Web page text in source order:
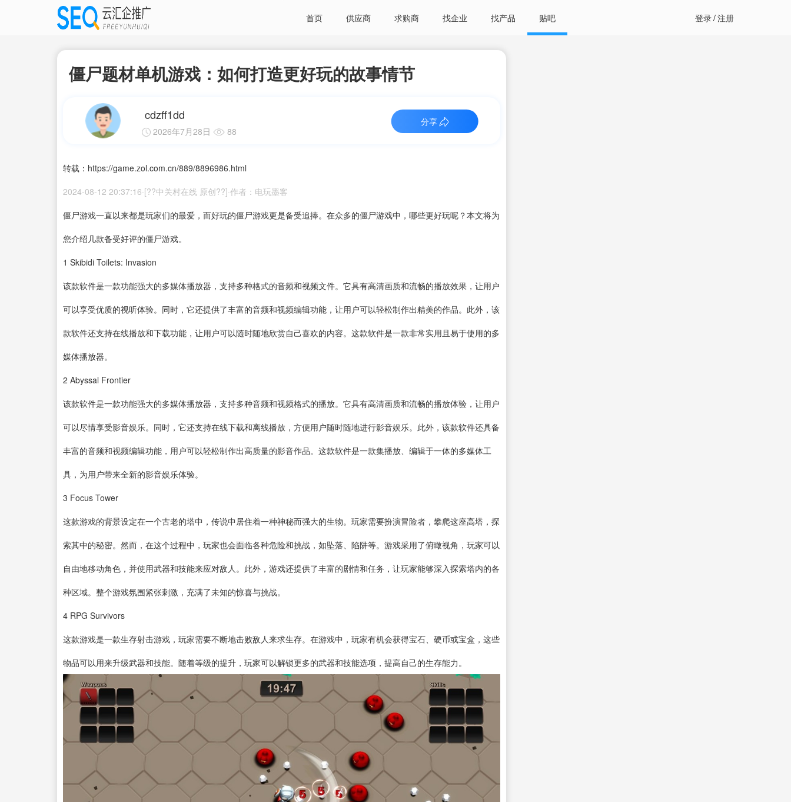
首页 供应商 求购商 找企业 找产品 贴吧 登录/注册
僵尸题材单机游戏：如何打造更好玩的故事情节
cdzff1dd
2026年7月28日 88
分享
转载：https://game.zol.com.cn/889/8896986.html
2024-08-12 20:37:16·[??中关村在线 原创??]·作者：电玩墨客
僵尸游戏一直以来都是玩家们的最爱，而好玩的僵尸游戏更是备受追捧。在众多的僵尸游戏中，哪些更好玩呢？本文将为
您介绍几款备受好评的僵尸游戏。
1 Skibidi Toilets: Invasion
该款软件是一款功能强大的多媒体播放器 ，支持多种格式的音频和视频文件。它具有高清画质和流畅的播放效果，让用户
可以享受优质的视听体验。同时，它还提供了丰富的音频和视频编辑功能，让用户可以轻松制作出精美的作品。此外，该
款软件还支持在线播放和下载功能，让用户可以随时随地欣赏自己喜欢的内容。这款软件是一款非常实用且易于使用的多
媒体播放器。
2 Abyssal Frontier
该款软件是一款功能强大的多媒体播放器，支持多种音频和视频格式的播放。它具有高清画质和流畅的播放体验，让用户
可以尽情享受影音娱乐。同时，它还支持在线下载和离线播放，方便用户随时随地进行影音娱乐。此外，该款软件还具备
丰富的音频和视频编辑功能，用户可以轻松制作出高质量的影音作品。这款软件是一款集播放、编辑于一体的多媒体工
具，为用户带来全新的影音娱乐体验。
3 Focus Tower
这款游戏的背景设定在一个古老的塔中，传说中居住着一种神秘而强大的生物。玩家需要扮演冒险者，攀爬这座高塔，探
索其中的秘密。然而，在这个过程中，玩家也会面临各种危险和挑战，如坠落、陷阱等。游戏采用了俯瞰视角，玩家可以
自由地移动角色，并使用武器和技能来应对敌人。此外，游戏还提供了丰富的剧情和任务，让玩家能够深入探索塔内的各
种区域。整个游戏氛围紧张刺激，充满了未知的惊喜与挑战。
4 RPG Survivors
这款游戏是一款生存射击游戏，玩家需要不断地击败敌人来求生存。在游戏中，玩家有机会获得宝石、硬币或宝盒，这些
物品可以用来升级武器和技能。随着等级的提升，玩家可以解锁更多的武器和技能选项，提高自己的生存能力。